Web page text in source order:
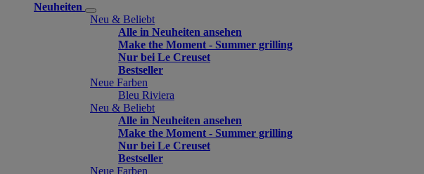
Neuheiten
Neu & Beliebt
Alle in Neuheiten ansehen
Make the Moment - Summer grilling
Nur bei Le Creuset
Bestseller
Neue Farben
Bleu Riviera
Neu & Beliebt
Alle in Neuheiten ansehen
Make the Moment - Summer grilling
Nur bei Le Creuset
Bestseller
Neue Farben